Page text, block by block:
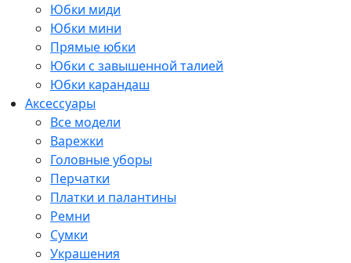
Юбки миди
Юбки мини
Прямые юбки
Юбки с завышенной талией
Юбки карандаш
Аксессуары
Все модели
Варежки
Головные уборы
Перчатки
Платки и палантины
Ремни
Сумки
Украшения